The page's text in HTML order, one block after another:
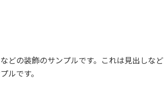
どの装飾のサンプルです。これは見出しなど
ルです。